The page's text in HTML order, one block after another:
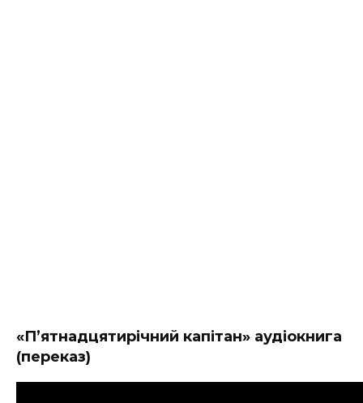
«П’ятнадцятирічний капітан» аудіокнига
(переказ)